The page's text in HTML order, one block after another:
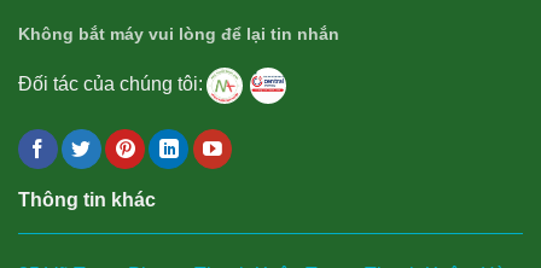
Không bắt máy vui lòng để lại tin nhắn
Đối tác của chúng tôi:
Thông tin khác